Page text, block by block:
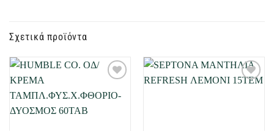
Σχετικά προϊόντα
στη Λίστα